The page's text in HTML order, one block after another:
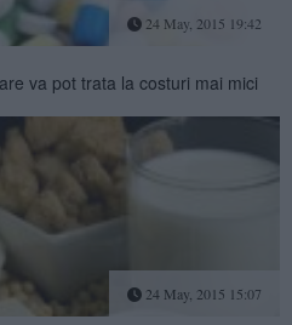
24 May, 2015 19:42
va pot trata la costuri mai mici
24 May, 2015 15:07